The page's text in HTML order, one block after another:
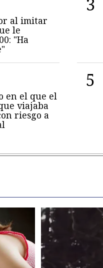
al imitar
le
"Ha
en el que el
viajaba
riesgo a
5